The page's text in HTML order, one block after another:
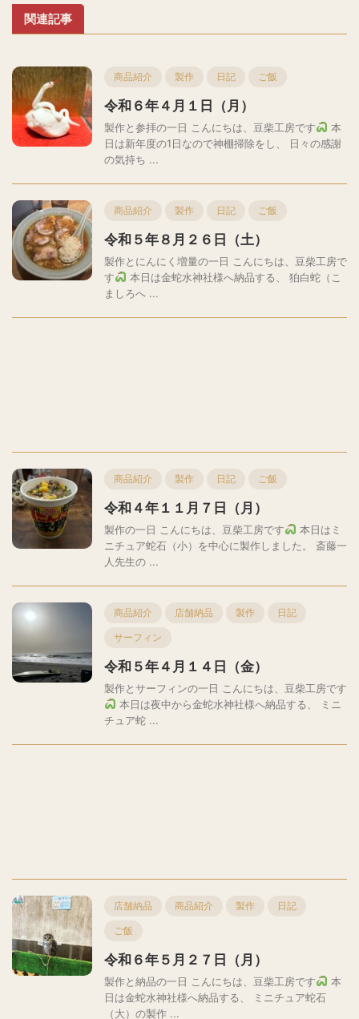
関連記事
商品紹介 製作 日記 ご飯
令和６年４月１日（月）
製作と参拝の一日 こんにちは、豆柴工房です
本
日は新年度の1日なので神棚掃除をし、 日々の感謝
の気持ち ...
商品紹介 製作 日記 ご飯
令和５年８月２６日（土）
製作とにんにく増量の一日 こんにちは、豆柴工房で
す
本日は金蛇水神社様へ納品する、 狛白蛇（こ
ましろへ ...
商品紹介 製作 日記 ご飯
令和４年１１月７日（月）
製作の一日 こんにちは、豆柴工房です
本日はミ
ニチュア蛇石（小）を中心に製作しました。 斎藤一
人先生の ...
商品紹介 店舗納品 製作 日記
サーフィン
令和５年４月１４日（金）
製作とサーフィンの一日 こんにちは、豆柴工房です
本日は夜中から金蛇水神社様へ納品する、 ミニ
チュア蛇 ...
店舗納品 商品紹介 製作 日記
ご飯
令和６年５月２７日（月）
製作と納品の一日 こんにちは、豆柴工房です
本
日は金蛇水神社様へ納品する、 ミニチュア蛇石
（大）の製作 ...